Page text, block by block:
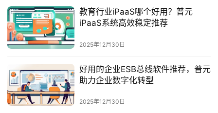
服
务
与
持
了
教育行业iPaaS哪个好用？普元
iPaaS系统高效稳定推荐
2025年12月30日
好用的企业ESB总线软件推荐，普元
助力企业数字化转型
2025年12月30日